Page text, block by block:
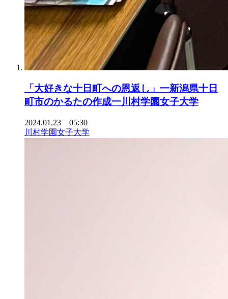
「大好きな十日町への恩返し」一新潟県十日
町市のかるたの作成一川村学園女子大学
2024.01.23 05:30
川村学園女子大学